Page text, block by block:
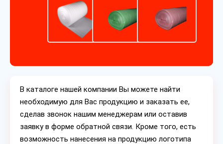
В каталоге нашей компании Вы можете найти
необходимую для Вас продукцию и заказать ее,
сделав звонок нашим менеджерам или оставив
заявку в форме обратной связи. Кроме того, есть
возможность нанесения на продукцию логотипа